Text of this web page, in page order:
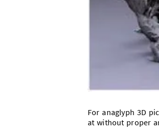
For anaglyph 3D
at without proper